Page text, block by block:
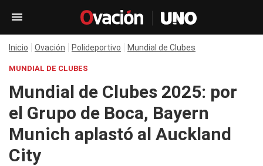
Inicio Ovación Polideportivo Mundial de Clubes
MUNDIAL DE CLUBES
Mundial de Clubes 2025: por
el Grupo de Boca, Bayern
Munich aplastó al Auckland
City